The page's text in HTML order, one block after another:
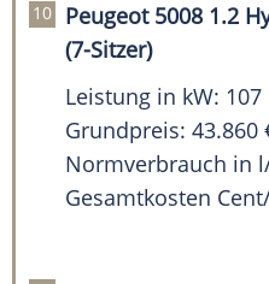
Peugeot 5008 1.2
(7-Sitzer)
Leistung in kW: 107
Grundpreis: 43.860
Normverbrauch in
Gesamtkosten